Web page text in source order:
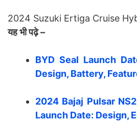
2024 Suzuki Ertiga Cruise
यह भी पढ़े –
BYD Seal Launch
Design, Battery,
2024 Bajaj Pulsar
Launch Date: Design,